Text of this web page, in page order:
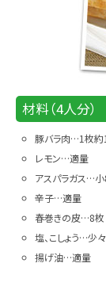
材料（4人分）
豚バラ肉…1枚
レモン…適量
アスパラガス…
辛子…適量
春巻きの皮…8枚
塩、こしょう…少々
揚げ油…適量